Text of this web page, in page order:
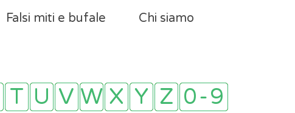
Falsi miti e bufale Chi siamo